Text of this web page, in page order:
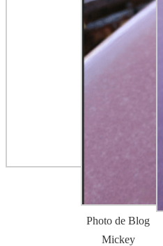
Photo de Blog
Mickey